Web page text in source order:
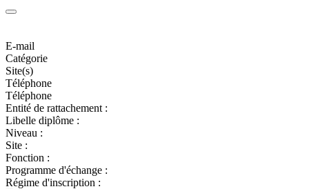
E-mail
Catégorie
Site(s)
Téléphone
Téléphone
Entité de rattachement :
Libelle diplôme :
Niveau :
Site :
Fonction :
Programme d'échange :
Régime d'inscription :